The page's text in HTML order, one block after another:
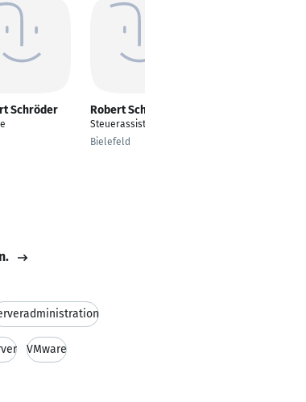
Schröder Robert Schröder
Steuerassistent
Bielefeld
VMware